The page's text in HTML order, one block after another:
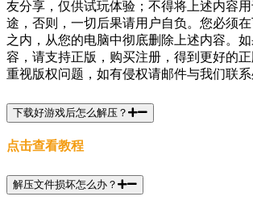
友分享，仅供试玩体验；不得将上述内容
途，否则，一切后果请用户自负。您必须
之内，从您的电脑中彻底删除上述内容。
容，请支持正版，购买注册，得到更好的
重视版权问题，如有侵权请邮件与我们联系
下载好游戏后怎么解压？
点击查看教程
解压文件损坏怎么办？